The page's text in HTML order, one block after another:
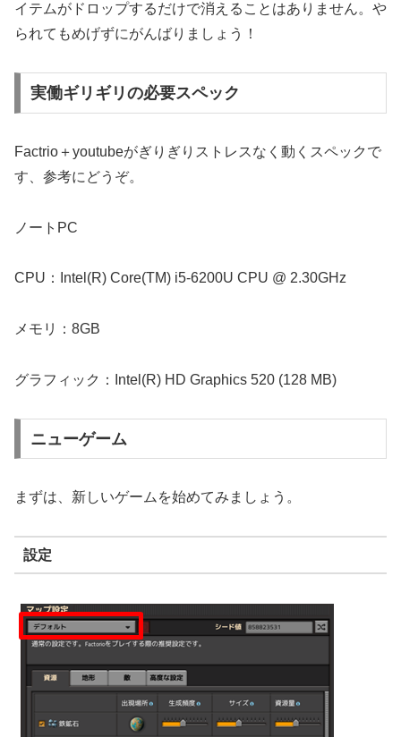
イテムがドロップするだけで消えることはありません。や
られてもめげずにがんばりましょう！
実働ギリギリの必要スペック
Factrio＋youtubeがぎりぎりストレスなく動くスペックで
す、参考にどうぞ。
ノートPC
CPU：Intel(R) Core(TM) i5-6200U CPU @ 2.30GHz
メモリ：8GB
グラフィック：Intel(R) HD Graphics 520 (128 MB)
ニューゲーム
まずは、新しいゲームを始めてみましょう。
設定